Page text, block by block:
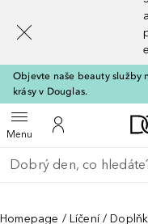
Objevte naše beauty služby
krásy v Douglas.
MenuOtevřít menuK mému účtu
Vraťte se
Proveďte vyhledávání
Homepage Líčení